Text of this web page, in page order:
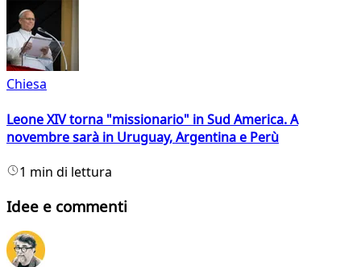
Chiesa
Leone XIV torna "missionario" in Sud America. A
novembre sarà in Uruguay, Argentina e Perù
1 min di lettura
Idee e commenti